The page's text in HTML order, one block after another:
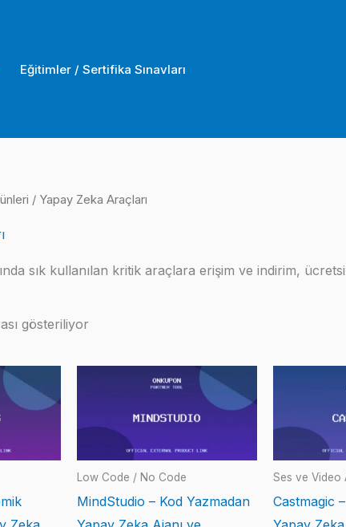
Eğitimler / Sertifika Sınavları
/ Yapay Zeka Araçları
sık kullanılan kritik araçlara erişim ve indirim,
gösteriliyor
Low Code / No Code
MindStudio – Kod Yazmadan
Ses ve Video
Castmagic